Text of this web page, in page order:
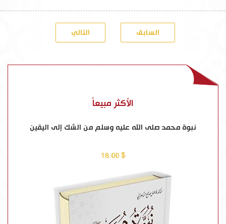
التالي السابق
الأكثر مبيعاً
نبوة محمد صلى الله عليه وسلم من الشك إلى اليقين
$ 18.00